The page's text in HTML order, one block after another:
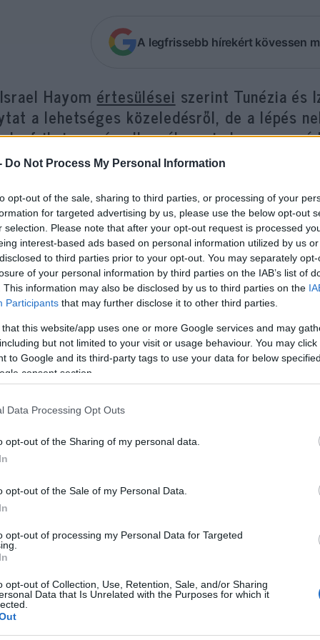
Do Not Process My Personal Information
opt-out of the sale, sharing to third parties, or processing of your
for targeted advertising by us, please use the below opt-out
selection. Please note that after your opt-out request is processed
interest-based ads based on personal information utilized by us
to third parties prior to your opt-out. You may separately
of your personal information by third parties on the IAB’s list of
This information may also be disclosed by us to third parties on the
Participants that may further disclose it to other third parties.
that this website/app uses one or more Google services and may
but not limited to your visit or usage behaviour. You may
to Google and its third-party tags to use your data for below
consent section.
Data Processing Opt Outs
opt-out of the Sharing of my personal data.
opt-out of the Sale of my Personal Data.
opt-out of processing my Personal Data for Targeted
opt-out of Collection, Use, Retention, Sale, and/or Sharing
Data that Is Unrelated with the Purposes for which it
A legfrissebb hírekért kövessen
Hayom értesülései szerint Tunézia és
a lehetséges közeledésről, de a lépés
afrikai ország ellenzéke, mind a
meghiúsítani a békéltető
magas rangú izraeli forrás ezt mondta a lapnak:
amelyekkel kapcsolataink vannak,
magatartást tanúsít Izraellel szemben”.
októberben Esawi Frej regionális
egy interjúban azt mondta, hogy Katar,
az Ábrahám-
Erem News emirátusbeli honlapnak nyilatkozva,
„A Közel-Kelet minden arab országával,
és közvetett kapcsolataink vannak. A
Kelet szinte összes országa egységes lesz
Tunézia tavaly decemberben jelentette
diplomáciai kapcsolatok felvételében
semmilyen nemzetközi
és Izrael nem tart fenn diplomáciai
nem hivatalos kapcsolatot tartott fenn.